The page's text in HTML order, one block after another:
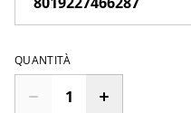
QUANTITÀ